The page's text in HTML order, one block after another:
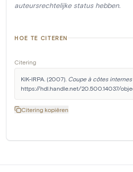
auteursrechtelijke status hebben.
HOE TE CITEREN
Citering
KIK-IRPA. (2007). Coupe à côtes internes
https://hdl.handle.net/20.500.14037/
Citering kopiëren